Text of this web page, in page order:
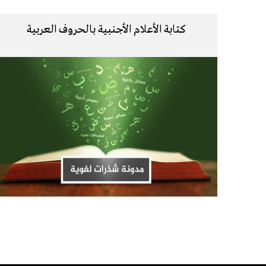
كتابة الأعلام الأجنبية بالحروف العربية